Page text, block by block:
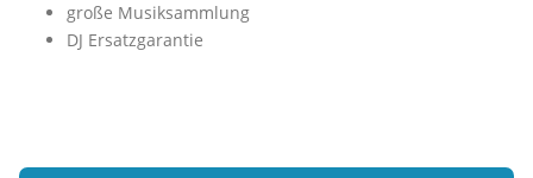
große Musiksammlung
DJ Ersatzgarantie